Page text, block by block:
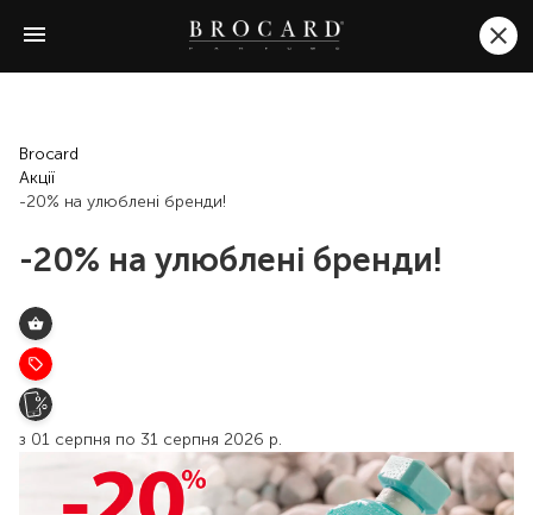
Brocard
Акції
-20% на улюблені бренди!
-20% на улюблені бренди!
з 01 серпня по 31 серпня 2026 р.